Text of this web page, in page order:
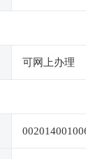
可网上办理